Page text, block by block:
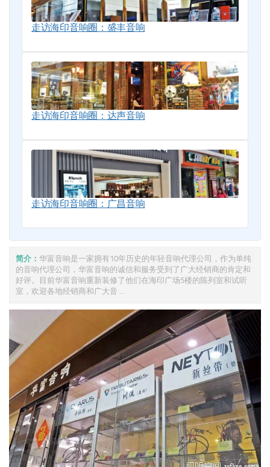
走访海印音响圈：盛丰音响
走访海印音响圈：达声音响
走访海印音响圈：广昌音响
简介： 华富音响是一家拥有10年历史的年轻音响代理公司，作为单纯
的音响代理公司，华富音响的诚信和服务受到了广大经销商的肯定和
好评。目前华富音响重新装修了他们在海印广场5楼的陈列室和试听
室，欢迎各地经销商和广大音 ...